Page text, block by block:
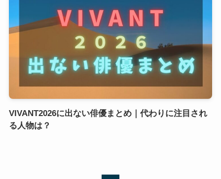
VIVANT2026に出ない俳優まとめ｜代わりに注目され
る人物は？